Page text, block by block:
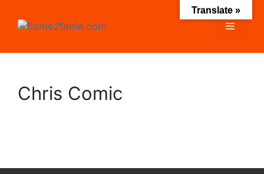
Inhalt
Menü
Chris Comic
Translate »